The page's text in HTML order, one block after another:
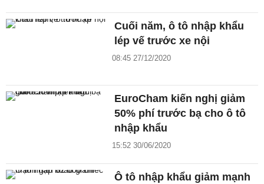
Cuối năm, ô tô nhập khẩu
lép vế trước xe nội
08:45 27/12/2020
EuroCham kiến nghị giảm
50% phí trước bạ cho ô tô
nhập khẩu
15:52 30/06/2020
Ô tô nhập khẩu giảm mạnh